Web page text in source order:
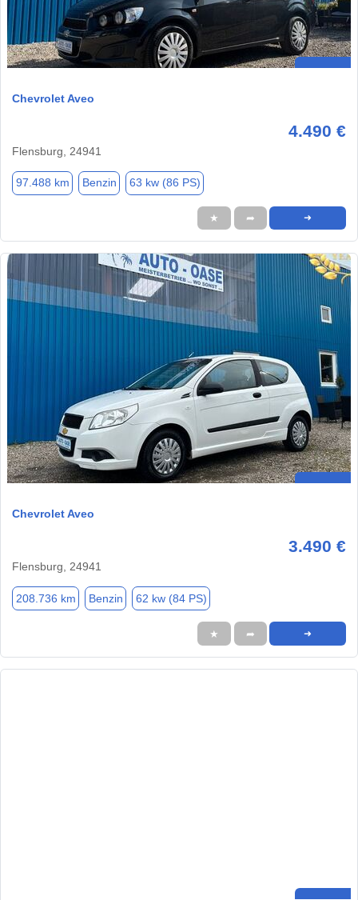
Chevrolet Aveo
4.490 €
Flensburg, 24941
97.488 km Benzin 63 kw (86 PS)
★ ➦ ➜
Chevrolet Aveo
3.490 €
Flensburg, 24941
208.736 km Benzin 62 kw (84 PS)
★ ➦ ➜